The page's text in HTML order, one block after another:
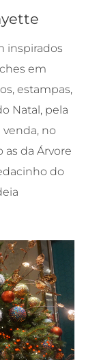
inspirados
em
estampas,
Natal, pela
venda, no
da Árvore
do